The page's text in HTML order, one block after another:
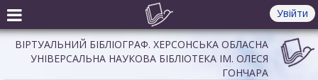
Увійти
ВІРТУАЛЬНИЙ БІБЛІОГРАФ. ХЕРСОНСЬКА ОБЛАСНА
УНІВЕРСАЛЬНА НАУКОВА БІБЛІОТЕКА ІМ. ОЛЕСЯ
ГОНЧАРА